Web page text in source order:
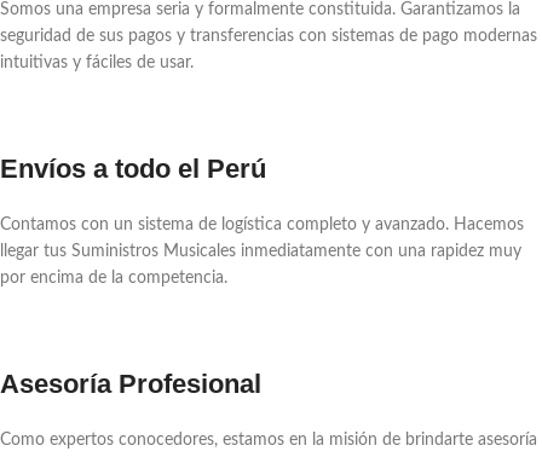
Somos una empresa seria y formalmente constituida. Garantizamos la
seguridad de sus pagos y transferencias con sistemas de pago modernas
intuitivas y fáciles de usar.
Envíos a todo el Perú
Contamos con un sistema de logística completo y avanzado. Hacemos
llegar tus Suministros Musicales inmediatamente con una rapidez muy
por encima de la competencia.
Asesoría Profesional
Como expertos conocedores, estamos en la misión de brindarte asesoría